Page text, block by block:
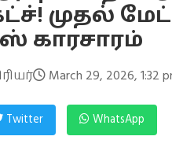
முதல்
காரசாரம்
March 29, 2026, 1:32
Twitter WhatsApp